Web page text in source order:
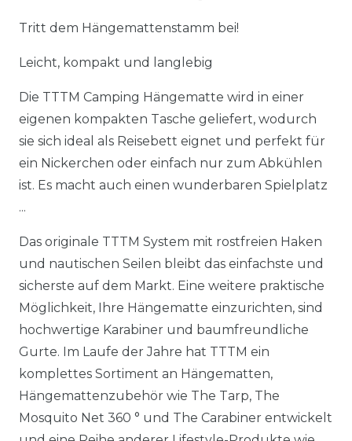
Tritt dem Hängemattenstamm bei!
Leicht, kompakt und langlebig
Die TTTM Camping Hängematte wird in einer
eigenen kompakten Tasche geliefert, wodurch
sie sich ideal als Reisebett eignet und perfekt für
ein Nickerchen oder einfach nur zum Abkühlen
ist. Es macht auch einen wunderbaren Spielplatz
...
Das originale TTTM System mit rostfreien Haken
und nautischen Seilen bleibt das einfachste und
sicherste auf dem Markt. Eine weitere praktische
Möglichkeit, Ihre Hängematte einzurichten, sind
hochwertige Karabiner und baumfreundliche
Gurte. Im Laufe der Jahre hat TTTM ein
komplettes Sortiment an Hängematten,
Hängemattenzubehör wie The Tarp, The
Mosquito Net 360 ° und The Carabiner entwickelt